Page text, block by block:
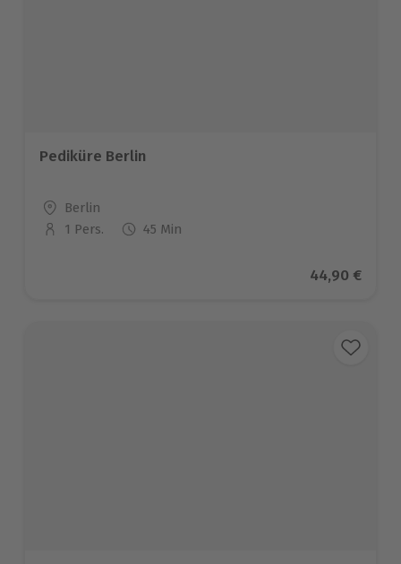
Pediküre Berlin
Standort
Berlin
Anzahl der Teilnehmer
1 Pers. 45 Min
Aktueller
44,90 €